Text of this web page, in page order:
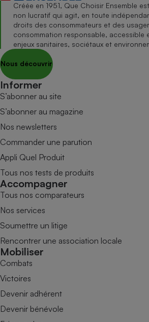
Créée en 1951, Que Choisir Ensemble
non lucratif qui agit, en toute
droits des consommateurs et des
consommation responsable, accessible
enjeux sanitaires, sociétaux et
Nous découvrir
Informer
S’abonner au site
S’abonner au magazine
Nos newsletters
Commander une parution
Appli Quel Produit
Tous nos tests de produits
Accompagner
Tous nos comparateurs
Nos services
Soumettre un litige
Rencontrer une association locale
Mobiliser
Combats
Victoires
Devenir adhérent
Devenir bénévole